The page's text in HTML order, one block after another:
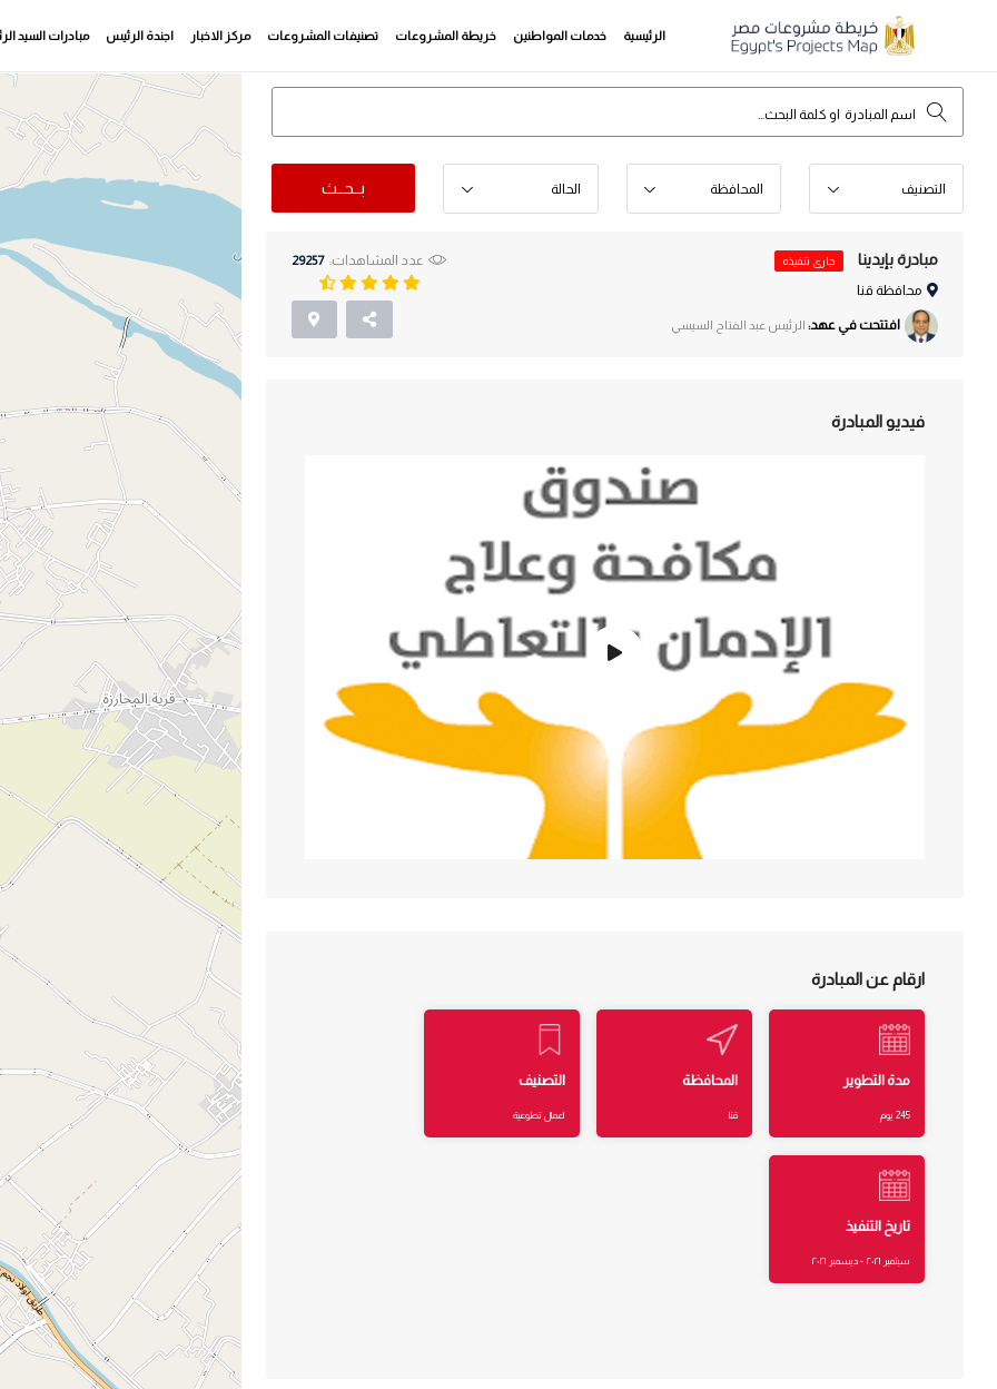
الرئيسية خدمات المواطنين خريطة المشروعات تصنيفات المشروعات مركز الاخبار اجندة الرئيس مبادرات السيد
التصنيف المحافظة الحالة بــحــث
مبادرة بإيدينا جارى تنفيذه
محافظة قنا
افتتحت في عهد: الرئيس عبد الفتاح السيسي
عدد المشاهدات: 29257
فيديو المبادرة
ارقام عن المبادرة
مدة التطوير
245 يوم
المحافظة
قنا
التصنيف
اعمال تطوعية
تاريخ التنفيذ
سبتمبر ٢٠٢١ - ديسمبر ٢٠٢١